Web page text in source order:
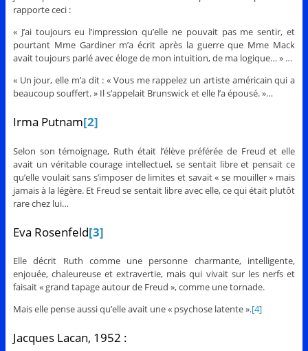
rapporte ceci :
« J’ai toujours eu l’impression qu’elle ne pouvait pas me sentir, et
pourtant Mme Gardiner m’a écrit après la guerre que Mme Mack
avait toujours parlé avec éloge de mon intuition, de ma logique… » …
« Un jour, elle m’a dit : « Vous me rappelez un artiste américain qui a
beaucoup souffert. » Il s’appelait Brunswick et elle l’a épousé. »…
Irma Putnam[2]
Selon son témoignage, Ruth était l’élève préférée de Freud et elle
avait un véritable courage intellectuel, se sentait libre et pensait ce
qu’elle voulait sans s’imposer de limites et savait « se mouiller » mais
jamais à la légère. Et Freud se sentait libre avec elle, ce qui était plutôt
rare chez lui…
Eva Rosenfeld[3]
Elle décrit Ruth comme une personne charmante, intelligente,
enjouée, chaleureuse et extravertie, mais qui vivait sur les nerfs et
faisait « grand tapage autour de Freud », comme une tornade.
Mais elle pense aussi qu’elle avait une « psychose latente ».[4]
Jacques Lacan, 1952 :